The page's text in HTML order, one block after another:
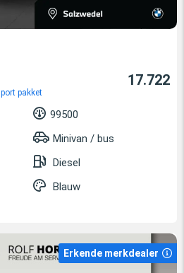
pakket
17.722
99500
Minivan / bus
Diesel
Blauw
Erkende merkdealer